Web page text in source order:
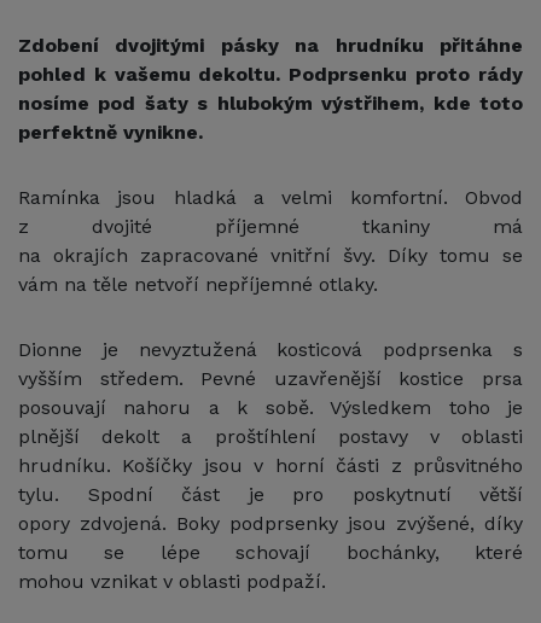
Zdobení dvojitými pásky na hrudníku přitáhne
pohled k vašemu dekoltu. Podprsenku proto rády
nosíme pod šaty s hlubokým výstřihem, kde toto
perfektně vynikne.
Ramínka jsou hladká a velmi komfortní. Obvod
z dvojité příjemné tkaniny má
na okrajích zapracované vnitřní švy. Díky tomu se
vám na těle netvoří nepříjemné otlaky.
Dionne je nevyztužená kosticová podprsenka s
vyšším středem. Pevné uzavřenější kostice prsa
posouvají nahoru a k sobě. Výsledkem toho je
plnější dekolt a proštíhlení postavy v oblasti
hrudníku. Košíčky jsou v horní části z průsvitného
tylu. Spodní část je pro poskytnutí větší
opory zdvojená. Boky podprsenky jsou zvýšené, díky
tomu se lépe schovají bochánky, které
mohou vznikat v oblasti podpaží.